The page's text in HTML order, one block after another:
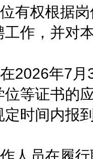
权根据岗
作，并对
年7月
位等证书的
时间内报